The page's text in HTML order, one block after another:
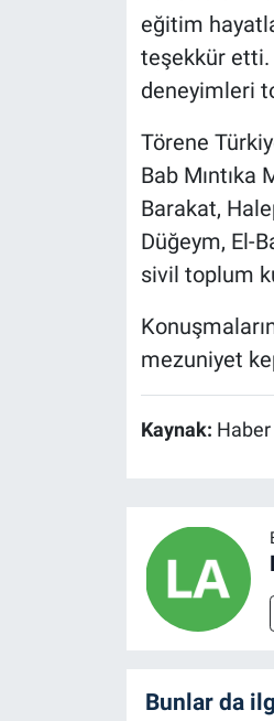
eğitim
teşekkür etti.
deneyimleri
Törene
Bab
Barakat,
Düğeym, El-
sivil toplum
mezuniyet
Kaynak:
Bunlar da